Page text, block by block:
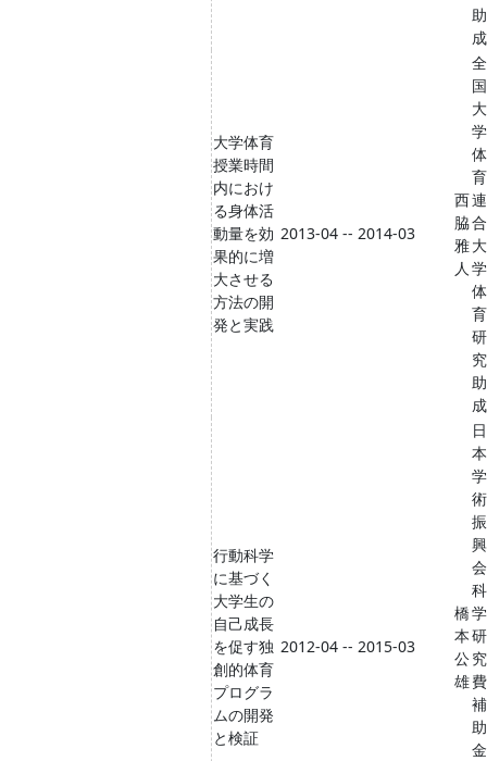
助
成
大学体育
授業時間
内におけ
る身体活
動量を効
果的に増
大させる
方法の開
発と実践
2013-04 -- 2014-03
西
脇
雅
人
全
国
大
学
体
育
連
大
学
体
育
研
究
助
成
行動科学
に基づく
大学生の
自己成長
を促す独
創的体育
プログラ
ムの開発
と検証
2012-04 -- 2015-03
橋
本
公
雄
日
本
学
術
振
興
科
学
研
究
費
補
助
金